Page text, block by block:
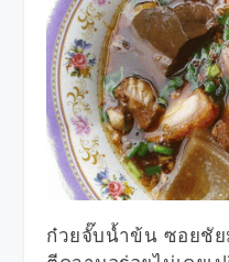
ก๋วยจั๊บน้ำข้น ซอยชัย